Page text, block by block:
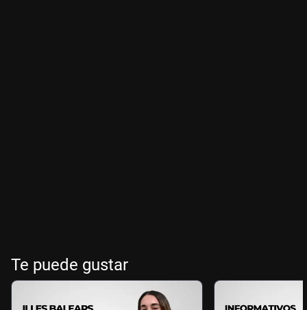
Te puede gustar